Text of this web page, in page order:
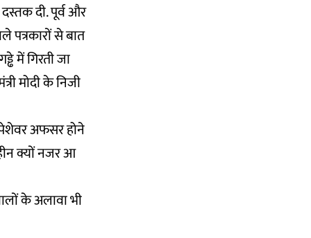
दी. पूर्व और
पत्रकारों से बात
में गिरती जा
मोदी के निजी
अफसर होने
क्यों नजर आ
के अलावा भी